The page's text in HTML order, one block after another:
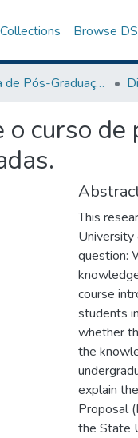
Browse
Programa de Pós-Graduação em Ensino
o curso
This
University
question:
course
students
whether
the
explain
Proposal
the State